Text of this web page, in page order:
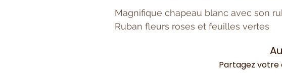
Magnifique chapeau blanc avec son
Ruban fleurs roses et feuilles vertes
Partagez votre